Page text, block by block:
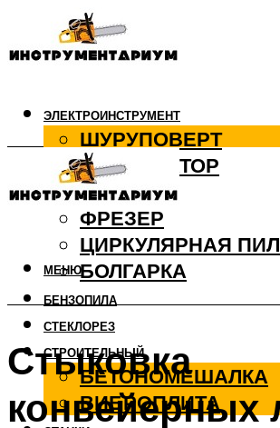
ЭЛЕКТРОИНСТРУМЕНТ
ШУРУПОВЕРТ
ПЕРФОРАТОР
ДРЕЛЬ
ФРЕЗЕР
ЦИРКУЛЯРНАЯ
БОЛГАРКА
БЕНЗОПИЛА
СТЕКЛОРЕЗ
СТРОИТЕЛЬНЫЙ
БЕТОНОМЕШАЛКА
ВИБРОПЛИТА
МЕНЮ
Стыковка
конвейерных